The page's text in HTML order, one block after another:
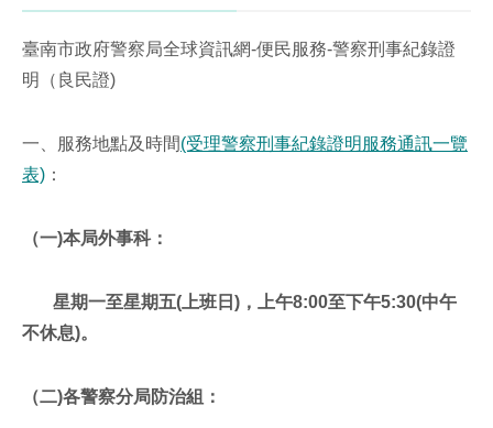
至
臺南市政府警察局全球資訊網-便民服務-警察刑事紀錄證
明（良民證)
一、服務地點及時間(受理警察刑事紀錄證明服務通訊一覽
表) ：
（一)本局外事科：
星期一至星期五(上班日)，上午8:00至下午5:30(中午
不休息)。
（二)各警察分局防治組：